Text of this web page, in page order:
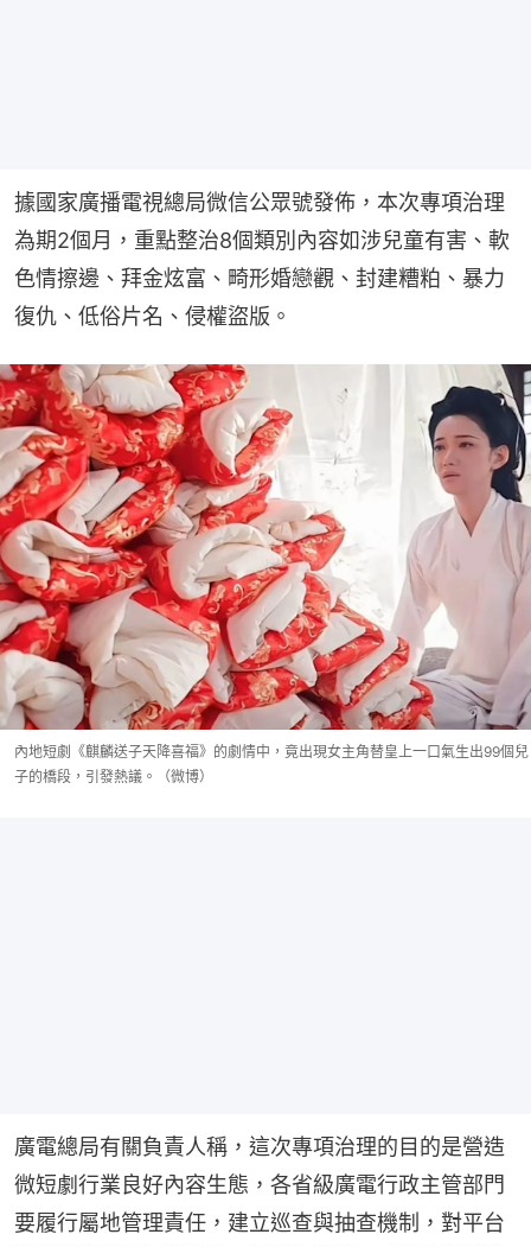
據國家廣播電視總局微信公眾號發佈，本次專項治理
為期2個月，重點整治8個類別內容如涉兒童有害、軟
色情擦邊、拜金炫富、畸形婚戀觀、封建糟粕、暴力
復仇、低俗片名、侵權盜版。
內地短劇《麒麟送子天降喜福》的劇情中，竟出現女主角替皇上一口氣生出99個兒
子的橋段，引發熱議。（微博）
廣電總局有關負責人稱，這次專項治理的目的是營造
微短劇行業良好內容生態，各省級廣電行政主管部門
要履行屬地管理責任，建立巡查與抽查機制，對平台